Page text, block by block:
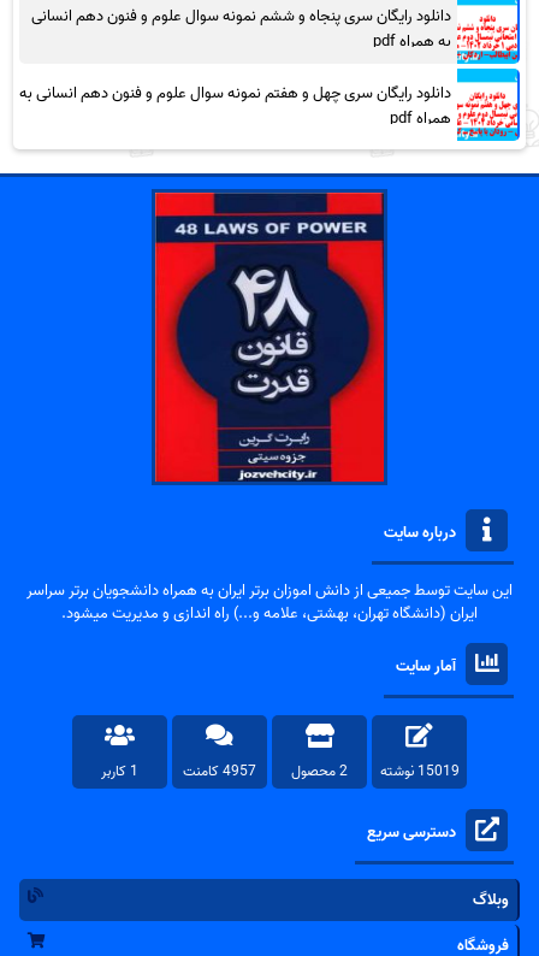
دانلود رایگان سری پنجاه و ششم نمونه سوال علوم و فنون دهم انسانی
به همراه pdf
دانلود رایگان سری چهل و هفتم نمونه سوال علوم و فنون دهم انسانی به
همراه pdf
درباره سایت
این سایت توسط جمیعی از دانش اموزان برتر ایران به همراه دانشجویان برتر سراسر
ایران (دانشگاه تهران، بهشتی، علامه و...) راه اندازی و مدیریت میشود.
آمار سایت
15019 نوشته 2 محصول 4957 کامنت 1 کاربر
دسترسی سریع
وبلاگ
فروشگاه